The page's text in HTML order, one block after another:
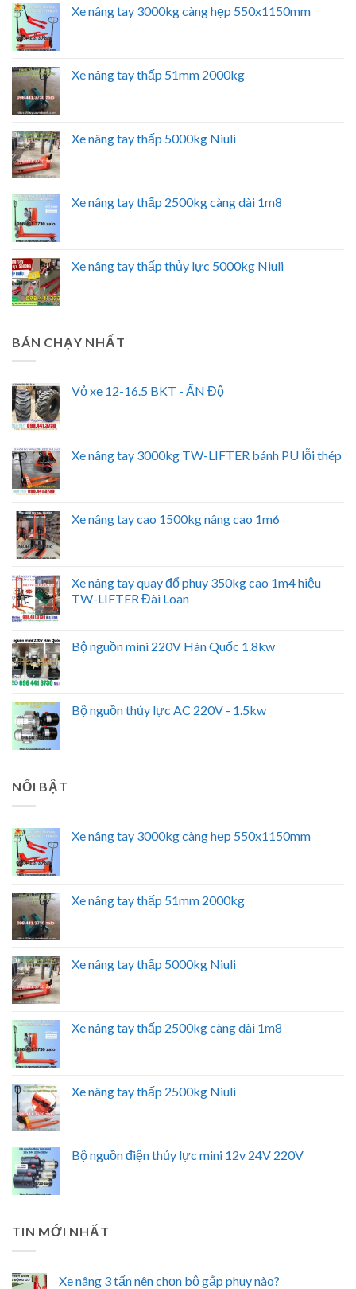
Xe nâng tay 3000kg càng hẹp 550x1150mm
Xe nâng tay thấp 51mm 2000kg
Xe nâng tay thấp 5000kg Niuli
Xe nâng tay thấp 2500kg càng dài 1m8
Xe nâng tay thấp thủy lực 5000kg Niuli
BÁN CHẠY NHẤT
Vỏ xe 12-16.5 BKT - ẤN Độ
Xe nâng tay 3000kg TW-LIFTER bánh PU lỗi thép
Xe nâng tay cao 1500kg nâng cao 1m6
Xe nâng tay quay đổ phuy 350kg cao 1m4 hiệu
TW-LIFTER Đài Loan
Bộ nguồn mini 220V Hàn Quốc 1.8kw
Bộ nguồn thủy lực AC 220V - 1.5kw
NỔI BẬT
Xe nâng tay 3000kg càng hẹp 550x1150mm
Xe nâng tay thấp 51mm 2000kg
Xe nâng tay thấp 5000kg Niuli
Xe nâng tay thấp 2500kg càng dài 1m8
Xe nâng tay thấp 2500kg Niuli
Bộ nguồn điện thủy lực mini 12v 24V 220V
TIN MỚI NHẤT
Xe nâng 3 tấn nên chọn bộ gắp phuy nào?